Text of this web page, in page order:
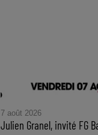
7 août 2026
Julien Granel, invité FG